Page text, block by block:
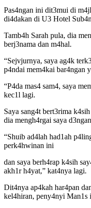
Pas4ngan ini dit3mui di
di4dakan di U3 Hotel
Tamb4h Sarah pula, dia
berj3nama dan m4hal.
“Sejvjurnya, saya ag4k
p4ndai mem4kai bar4ngan
“P4da mas4 sam4, saya
kec1l lagi.
Saya sang4t bert3rima
dia mengh4rgai saya
“Shuib ad4lah had1ah
perk4hwinan ini
dan saya berh4rap k4sih
akh1r h4yat,” kat4nya lagi.
Dit4nya ap4kah har4pan
kel4hiran, peny4nyi Man1s